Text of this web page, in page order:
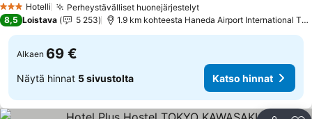
3 Tähtiluokitus
Hotelli Perheystävälliset huonejärjestelytKatso hinnat
8,5 Loistava 5 253 1.9 km kohteesta Haneda Airport International
Alkaen 69 €
Näytä hinnat 5 sivustolta Katso hinnat